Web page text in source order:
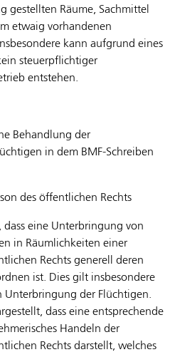
gestellten Räume, Sachmittel
etwaig vorhandenen
kann aufgrund eines
steuerpflichtiger
entstehen.
Behandlung der
in dem BMF-Schreiben
des öffentlichen Rechts
dass eine Unterbringung von
in Räumlichkeiten einer
Rechts generell deren
ist. Dies gilt insbesondere
der Flüchtigen.
dass eine entsprechende
Handeln der
Rechts darstellt, welches